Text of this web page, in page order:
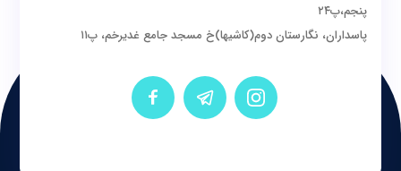
پنجم،پ۲۴
پاسداران، نگارستان دوم(کاشیها)خ مسجد جامع غدیرخم، پ۱۱